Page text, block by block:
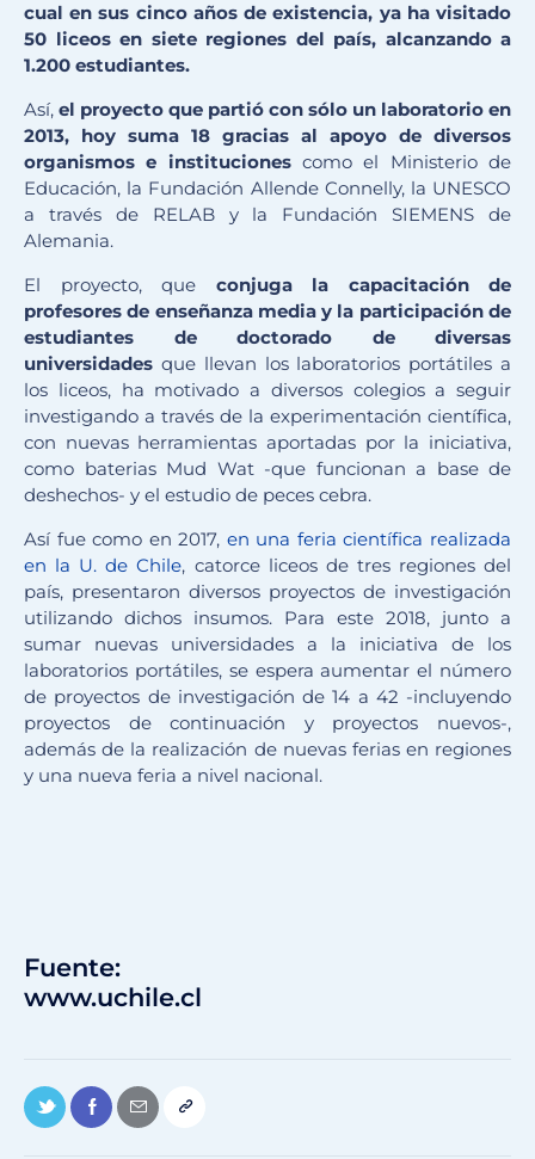
cual en sus cinco años de existencia, ya ha visitado
50 liceos en siete regiones del país, alcanzando a
1.200 estudiantes.
Así, el proyecto que partió con sólo un laboratorio en
2013, hoy suma 18 gracias al apoyo de diversos
organismos e institucionescomo el Ministerio de
Educación, la Fundación Allende Connelly, la UNESCO
a través de RELAB y la Fundación SIEMENS de
Alemania.
El proyecto, que conjuga la capacitación de
profesores de enseñanza media y la participación de
estudiantes de doctorado de diversas
universidades que llevan los laboratorios portátiles a
los liceos, ha motivado a diversos colegios a seguir
investigando a través de la experimentación científica,
con nuevas herramientas aportadas por la iniciativa,
como baterias Mud Wat -que funcionan a base de
deshechos- y el estudio de peces cebra.
Así fue como en 2017, en una feria científica realizada
en la U. de Chile, catorce liceos de tres regiones del
país, presentaron diversos proyectos de investigación
utilizando dichos insumos. Para este 2018, junto a
sumar nuevas universidades a la iniciativa de los
laboratorios portátiles, se espera aumentar el número
de proyectos de investigación de 14 a 42 -incluyendo
proyectos de continuación y proyectos nuevos-,
además de la realización de nuevas ferias en regiones
y una nueva feria a nivel nacional.
Fuente:
www.uchile.cl